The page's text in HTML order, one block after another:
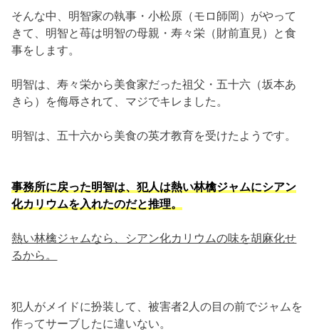
そんな中、明智家の執事・小松原（モロ師岡）がやって
きて、明智と苺は明智の母親・寿々栄（財前直見）と食
事をします。
明智は、寿々栄から美食家だった祖父・五十六（坂本あ
きら）を侮辱されて、マジでキレました。
明智は、五十六から美食の英才教育を受けたようです。
事務所に戻った明智は、犯人は熱い林檎ジャムにシアン
化カリウムを入れたのだと推理。
熱い林檎ジャムなら、シアン化カリウムの味を胡麻化せ
るから。
犯人がメイドに扮装して、被害者2人の目の前でジャムを
作ってサーブしたに違いない。